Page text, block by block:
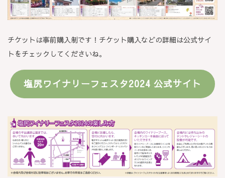
チケットは事前購入制です！チケット購入などの詳細は公式サイ
トをチェックしてくださいね。
塩尻ワイナリーフェスタ2024 公式サイト